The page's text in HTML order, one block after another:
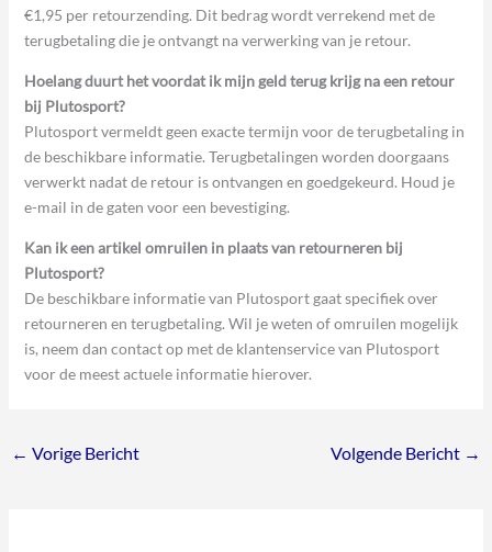
€1,95 per retourzending. Dit bedrag wordt verrekend met de
terugbetaling die je ontvangt na verwerking van je retour.
Hoelang duurt het voordat ik mijn geld terug krijg na een retour
bij Plutosport?
Plutosport vermeldt geen exacte termijn voor de terugbetaling in
de beschikbare informatie. Terugbetalingen worden doorgaans
verwerkt nadat de retour is ontvangen en goedgekeurd. Houd je
e-mail in de gaten voor een bevestiging.
Kan ik een artikel omruilen in plaats van retourneren bij
Plutosport?
De beschikbare informatie van Plutosport gaat specifiek over
retourneren en terugbetaling. Wil je weten of omruilen mogelijk
is, neem dan contact op met de klantenservice van Plutosport
voor de meest actuele informatie hierover.
← Vorige Bericht Volgende Bericht →